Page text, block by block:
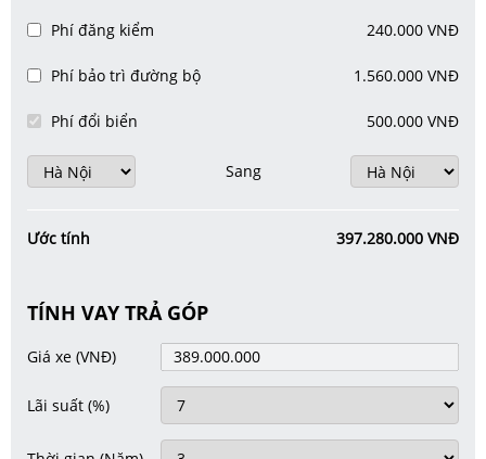
Phí đăng kiểm 240.000 VNĐ
Phí bảo trì đường bộ 1.560.000 VNĐ
Phí đổi biển 500.000 VNĐ
Sang
Ước tính 397.280.000 VNĐ
TÍNH VAY TRẢ GÓP
Giá xe (VNĐ)
Lãi suất (%)